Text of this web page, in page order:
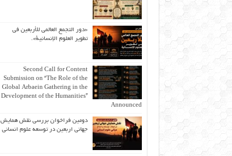
«دور التجمع العالمي للأربعين في
تطوير العلوم الإنسانية».
Second Call for Content
Submission on “The Role of the
Global Arbaein Gathering in the
Development of the Humanities”
Announced
دومین فراخوان بررسی نقش همایش
جهانی اربعین در توسعه علوم انسانی